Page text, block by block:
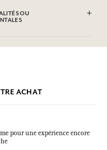
Linalool, Geraniol,
OU
ACHAT
pour une expérience encore